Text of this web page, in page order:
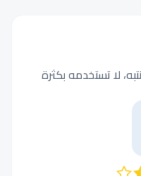
لا تستخدمه بكثرة